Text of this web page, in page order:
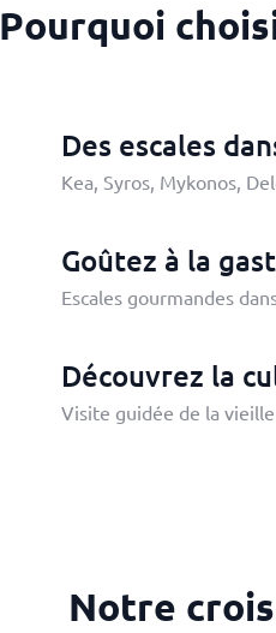
Pourquoi
Des escales
Kea, Syros, Mykonos,
Goûtez à la
Escales gourmandes
Découvrez la
Visite guidée de la
Notre